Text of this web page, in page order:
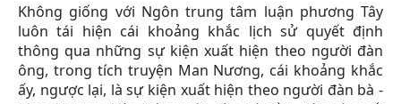
Không giống với Ngôn trung tâm luận phương Tây
luôn tái hiện cái khoảng khắc lịch sử quyết định
thông qua những sự kiện xuất hiện theo người đàn
ông, trong tích truyện Man Nương, cái khoảng khắc
ấy, ngược lại, là sự kiện xuất hiện theo người đàn bà -